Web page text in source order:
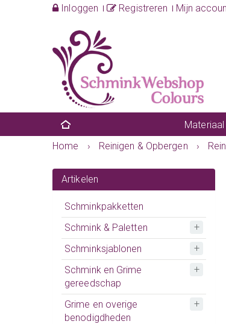
Inloggen Registreren Mijn
Materiaal
Home
› Reinigen & Opbergen ›
Artikelen
Schminkpakketten
Schmink & Paletten
Schminksjablonen
Schmink en Grime
gereedschap
Grime en overige
benodigdheden